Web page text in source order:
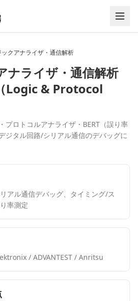
ックアナライザ・通信解析
ナライザ・通信解析
Logic & Protocol
プロトコルアナライザ・BERT（誤り率
ジタル回路/シリアル通信のデバッグに
アル通信デバッグ、タイミング/ス
率測定
/ ADVANTEST / Anritsu